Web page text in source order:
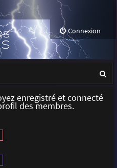
Connexion
enregistré et connecté
des membres.